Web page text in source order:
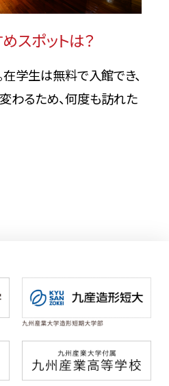
スポットは？
学生は無料で入館でき、
わるため、何度も訪れた